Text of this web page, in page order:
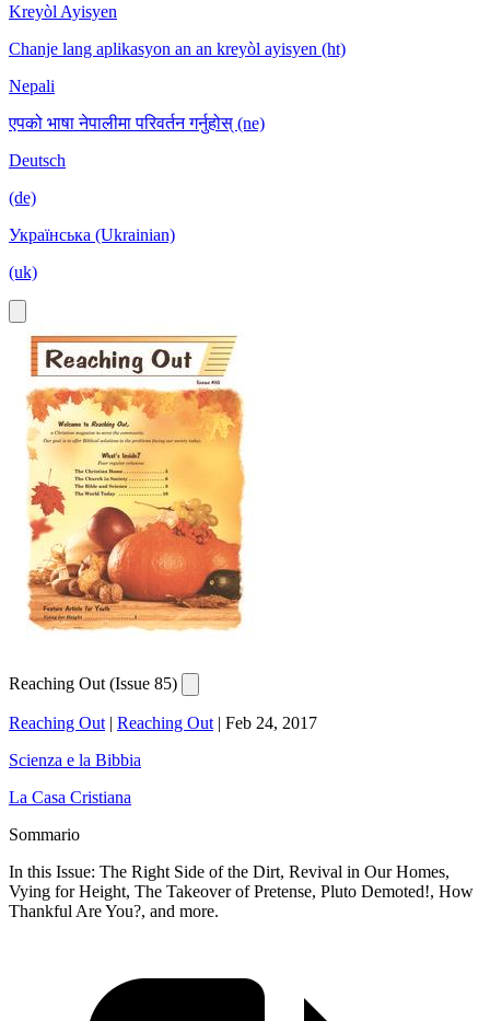
Kreyòl Ayisyen
Chanje lang aplikasyon an an kreyòl ayisyen (ht)
Nepali
एपको भाषा नेपालीमा परिवर्तन गर्नुहोस् (ne)
Deutsch
(de)
Українська (Ukrainian)
(uk)
Reaching Out (Issue 85)
Reaching Out | Reaching Out | Feb 24, 2017
Scienza e la Bibbia
La Casa Cristiana
Sommario
In this Issue: The Right Side of the Dirt, Revival in Our Homes,
Vying for Height, The Takeover of Pretense, Pluto Demoted!, How
Thankful Are You?, and more.